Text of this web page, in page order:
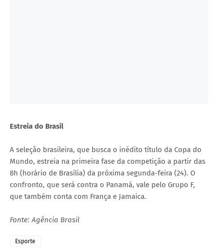
Estreia do Brasil
A seleção brasileira, que busca o inédito título da Copa do
Mundo, estreia na primeira fase da competição a partir das
8h (horário de Brasília) da próxima segunda-feira (24). O
confronto, que será contra o Panamá, vale pelo Grupo F,
que também conta com França e Jamaica.
Fonte: Agência Brasil
Esporte